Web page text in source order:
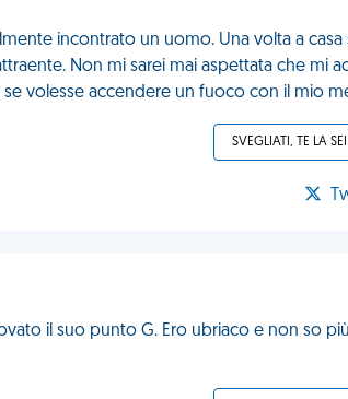
incontrato un uomo. Una volta a casa
Non mi sarei mai aspettata che mi
volesse accendere un fuoco con il mio
SVEGLIATI, TE LA
il suo punto G. Ero ubriaco e non so più